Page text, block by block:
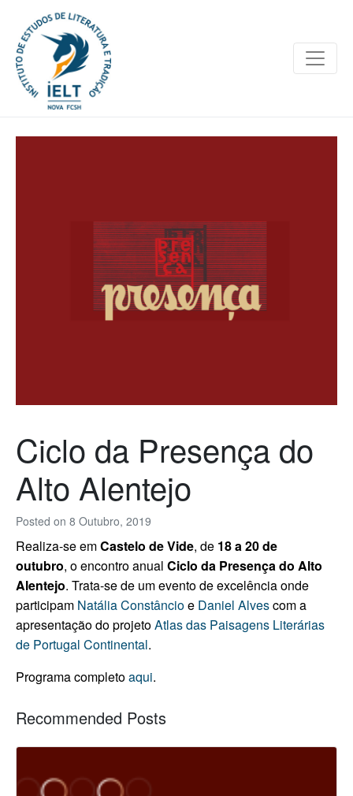
Posted on 8 Outubro, 2019
Ciclo da Presença do
Alto Alentejo
Realiza-se emCastelo de Vide, de 18 a 20 de
outubro, o encontro anual Ciclo da Presença do Alto
Alentejo. Trata-se de um evento de excelência onde
participam Natália Constâncioe Daniel Alvescom a
apresentação do projetoAtlas das Paisagens Literárias
de Portugal Continental.
Programa completoaqui.
Recommended Posts